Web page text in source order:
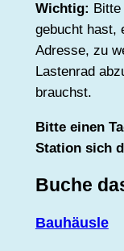
Wichtig: Bitte
gebucht hast,
Adresse, zu
Lastenrad
brauchst.
Bitte einen
Station sich
Buche
Bauhäusle